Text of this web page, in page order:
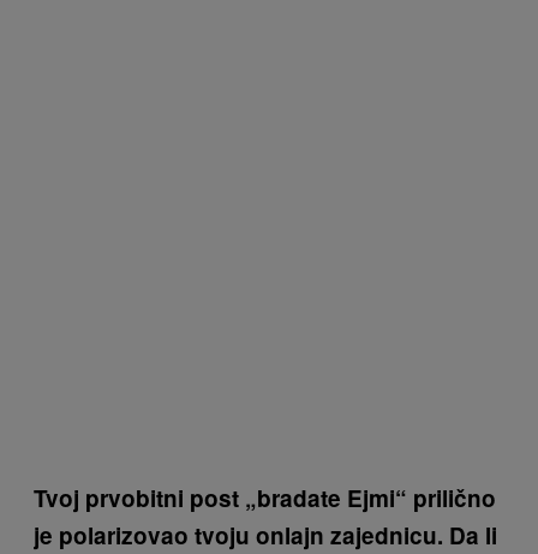
Tvoj prvobitni post „bradate Ejmi“ prilično
je polarizovao tvoju onlajn zajednicu. Da li